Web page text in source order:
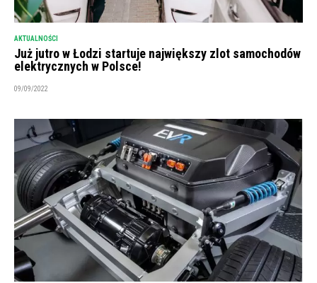
AKTUALNOŚCI
Już jutro w Łodzi startuje największy zlot samochodów
elektrycznych w Polsce!
09/09/2022